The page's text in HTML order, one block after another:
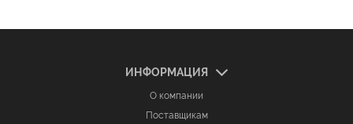
ИНФОРМАЦИЯ
О компании
Поставщикам